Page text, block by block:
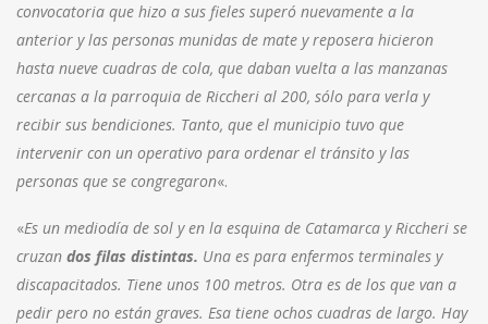
convocatoria que hizo a sus fieles superó nuevamente a la
anterior y las personas munidas de mate y reposera hicieron
hasta nueve cuadras de cola, que daban vuelta a las manzanas
cercanas a la parroquia de Riccheri al 200, sólo para verla y
recibir sus bendiciones. Tanto, que el municipio tuvo que
intervenir con un operativo para ordenar el tránsito y las
personas que se congregaron«.
«Es un mediodía de sol y en la esquina de Catamarca y Riccheri se
cruzan dos filas distintas. Una es para enfermos terminales y
discapacitados. Tiene unos 100 metros. Otra es de los que van a
pedir pero no están graves. Esa tiene ochos cuadras de largo. Hay